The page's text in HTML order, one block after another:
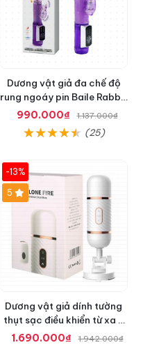
Dương vật giả đa chế độ
rung ngoáy pin Baile Rabbit
tiện dụng
990.000₫ 1.137.000₫
(25)
-13%
5
Dương vật giả dính tường
thụt sạc điều khiển từ xa -
Cyclone Fire
1.690.000₫ 1.942.000₫